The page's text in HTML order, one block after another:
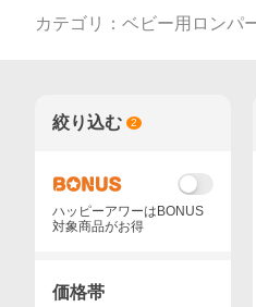
カテゴリ ： ベビー用ロンパ
絞り込む 2
ハッピーアワーはBONUS
対象商品がお得
価格帯